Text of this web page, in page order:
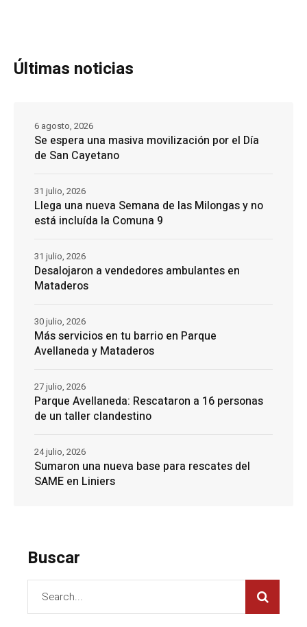
Últimas noticias
Se espera una masiva movilización por el Día
de San Cayetano
6 agosto, 2026
Llega una nueva Semana de las Milongas y no
está incluída la Comuna 9
31 julio, 2026
Desalojaron a vendedores ambulantes en
Mataderos
31 julio, 2026
Más servicios en tu barrio en Parque
Avellaneda y Mataderos
30 julio, 2026
Parque Avellaneda: Rescataron a 16 personas
de un taller clandestino
27 julio, 2026
Sumaron una nueva base para rescates del
SAME en Liniers
24 julio, 2026
Buscar